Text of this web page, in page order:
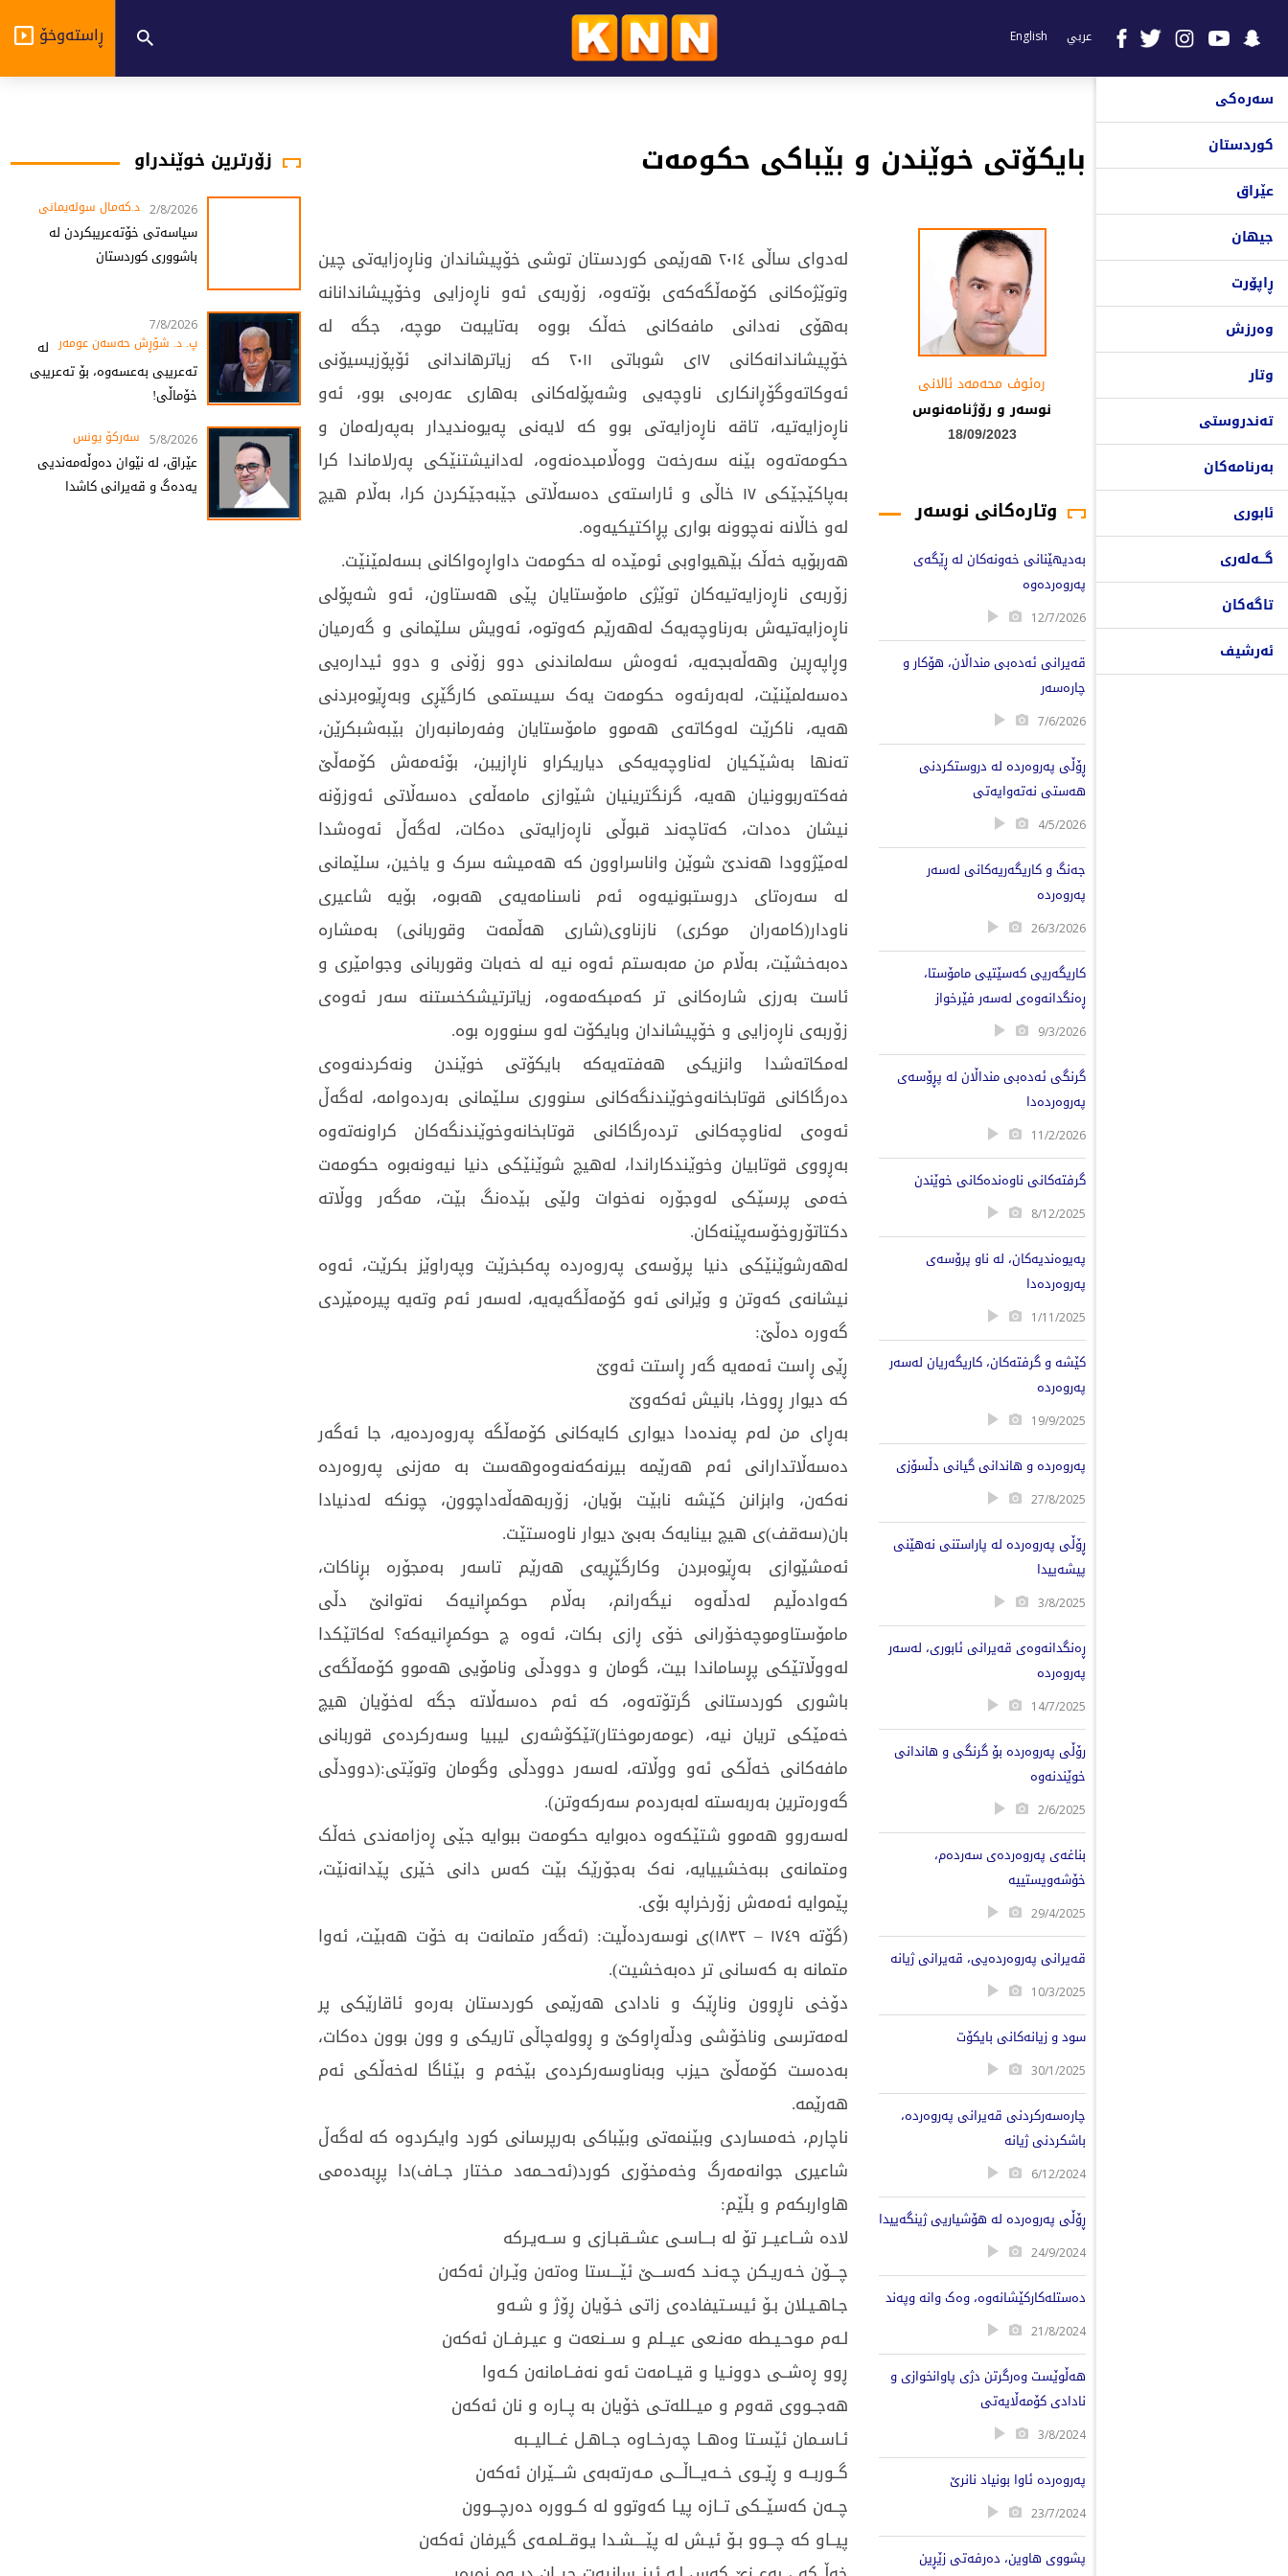
عربي English ڕاستەوخۆ
سەرەکی
کوردستان
عێراق
جیهان
ڕاپۆرت
وەرزش
وتار
تەندروستی
بەرنامەکان
ئابوری
گـــەلەری
تاگەکان
ئەرشیف
بایکۆتی خوێندن و بێباکی حکومەت
رەئوف محەمەد ئالانی
نوسەر و رۆژنامەنوس
18/09/2023
وتارەکانی نوسەر
بەدیهێنانی خەونەکان لە ڕێگەی
پەروەردەوە
12/7/2026
قەیرانی ئەدەبی منداڵان، هۆکار و
چارەسەر
7/6/2026
ڕۆڵی پەروەردە لە دروستکردنی
هەستی نەتەوایەتی
4/5/2026
جەنگ و کاریگەریەکانی لەسەر
پەروەردە
26/3/2026
کاریگەریی کەسێتیی مامۆستا،
ڕەنگدانەوەی لەسەر فێرخواز
9/3/2026
گرنگی ئەدەبی منداڵان لە پڕۆسەی
پەروەردەدا
11/2/2026
گرفتەکانی ناوەندەکانی خوێندن
8/12/2025
پەیوەندیەکان، لە ناو پرۆسەی
پەروەردەدا
1/11/2025
کێشە و گرفتەکان، کاریگەریان لەسەر
پەروەردە
19/9/2025
پەروەردە و هاندانی گیانی دڵسۆزی
27/8/2025
ڕۆڵی پەروەردە لە پاراستنی نەهێنی
پیشەییدا
3/8/2025
ڕەنگدانەوەی قەیرانی ئابوری، لەسەر
پەروەردە
14/7/2025
رۆڵی پەروەردە بۆ گرنگی و هاندانی
خوێندنەوە
2/6/2025
بناغەی پەروەردەی سەردەم،
خۆشەویستییە
29/4/2025
قەیرانی پەروەردەیی، قەیرانی ژیانە
10/3/2025
سود و زیانەکانی بایکۆت
30/1/2025
چارەسەرکردنی قەیرانی پەروەردە،
باشکردنی ژیانە
6/12/2024
ڕۆڵی پەروەردە لە هۆشیاریی ژینگەییدا
24/9/2024
دەستلەکارکێشانەوە، وەک وانە وپەند
21/8/2024
هەڵوێست وەرگرتن دژی پاوانخوازی و
نادادی کۆمەڵایەتی
3/8/2024
پەروەردە ئاوا بونیاد نانرێ
23/7/2024
پشووی هاوین، دەرفەتی زێڕین
لەدوای ساڵی ٢٠١٤ هەرێمی کوردستان توشی خۆپیشاندان وناڕەزایەتی چین
وتوێژەکانی کۆمەڵگەکەی بۆتەوە، زۆربەی ئەو ناڕەزایی وخۆپیشاندانانە
بەهۆی نەدانی مافەکانی خەڵک بووە بەتایبەت موچە، جگە لە
خۆپیشاندانەکانی ١٧ی شوباتی ٢٠١١ کە زیاترهاندانی ئۆپۆزیسیۆنی
ئەوکاتەوگۆڕانکاری ناوچەیی وشەپۆلەکانی بەهاری عەرەبی بوو، ئەو
ناڕەزایەتیە، تاقە ناڕەزایەتی بوو کە لایەنی پەیوەندیدار بەپەرلەمان و
حکومەتەوە بێنە سەرخەت ووەڵامبدەنەوە، لەدانیشتنێکی پەرلاماندا کرا
بەپاکێجێکی ١٧ خاڵی و ئاراستەی دەسەڵاتی جێبەجێکردن کرا، بەڵام هیچ
لەو خاڵانە نەچوونە بواری پڕاکتیکیەوە.
هەربۆیە خەڵک بێهیواوبی ئومێدە لە حکومەت داواڕەواکانی بسەلمێنێت.
زۆربەی ناڕەزایەتیەکان توێژی مامۆستایان پێی هەستاون، ئەو شەپۆلی
ناڕەزایەتیەش بەرناوچەیەک لەهەرێم کەوتوە، ئەویش سلێمانی و گەرمیان
وڕاپەڕین وهەڵەبجەیە، ئەوەش سەلماندنی دوو زۆنی و دوو ئیدارەیی
دەسەلمێنێت، لەبەرئەوە حکومەت یەک سیستمی کارگێڕی وبەڕێوەبردنی
هەیە، ناکرێت لەوکاتەی هەموو مامۆستایان وفەرمانبەران بێبەشبکرێن،
تەنها بەشێکیان لەناوچەیەکی دیاریکراو ناڕازیبن، بۆئەمەش کۆمەڵێ
فەکتەربوونیان هەیە، گرنگترینیان شێوازی مامەڵەی دەسەڵاتی ئەوزۆنە
نیشان دەدات، کەتاچەند قبوڵی ناڕەزایەتی دەکات، لەگەڵ ئەوەشدا
لەمێژوودا هەندێ شوێن واناسراوون کە هەمیشە سرک و یاخین، سلێمانی
لە سەرەتای دروستبونیەوە ئەم ناسنامەیەی هەبوە، بۆیە شاعیری
ناودار(کامەران موکری) نازناوی(شاری هەڵمەت وقوربانی) بەمشارە
دەبەخشێت، بەڵام من مەبەستم ئەوە نیە لە خەبات وقوربانی وجوامێری و
ئاست بەرزی شارەکانی تر کەمبکەمەوە، زیاترتیشکخستنە سەر ئەوەی
زۆربەی ناڕەزایی و خۆپیشاندان وبایکۆت لەو سنوورە بوە.
لەمکاتەشدا وانزیکی هەفتەیەکە بایکۆتی خوێندن ونەکردنەوەی
دەرگاکانی قوتابخانەوخوێندنگەکانی سنووری سلێمانی بەردەوامە، لەگەڵ
ئەوەی لەناوچەکانی تردەرگاکانی قوتابخانەوخوێندنگەکان کراونەتەوە
بەڕووی قوتابیان وخوێندکاراندا، لەهیچ شوێنێکی دنیا نیەونەبوە حکومەت
خەمی پرسێکی لەوجۆرە نەخوات ولێی بێدەنگ بێت، مەگەر ووڵاتە
دکتاتۆروخۆسەپێنەکان.
لەهەرشوێنێکی دنیا پرۆسەی پەروەردە پەکبخرێت وپەراوێز بکرێت، ئەوە
نیشانەی کەوتن و وێرانی ئەو کۆمەڵگەیەیە، لەسەر ئەم وتەیە پیرەمێردی
گەورە دەڵێ:
ڕێی ڕاست ئەمەیە گەر ڕاستت ئەوێ
کە دیوار ڕووخا، بانیش ئەکەوێ
بەڕای من لەم پەندەدا دیواری کایەکانی کۆمەڵگە پەروەردەیە، جا ئەگەر
دەسەڵاتدارانی ئەم هەرێمە بیرنەکەنەوەوهەست بە مەزنی پەروەردە
نەکەن، وابزانن کێشە نابێت بۆیان، زۆربەهەڵەداچوون، چونکە لەدنیادا
بان(سەقف)ی هیچ بینایەک بەبێ دیوار ناوەستێت.
ئەمشێوازی بەڕێوەبردن وکارگێڕیەی هەرێم تاسەر بەمجۆرە بڕناکات،
کەوادەڵیم لەدڵەوە نیگەرانم، بەڵام حوکمڕانیەک نەتوانێ دڵی
مامۆستاوموچەخۆرانی خۆی ڕازی بکات، ئەوە چ حوکمڕانیەکە؟ لەکاتێکدا
لەووڵاتێکی پڕساماندا بیت، گومان و دوودڵی ونامۆیی هەموو کۆمەڵگەی
باشوری کوردستانی گرتۆتەوە، کە ئەم دەسەڵاتە جگە لەخۆیان هیچ
خەمێکی تریان نیە، (عومەرموختار)تێکۆشەری لیبیا وسەرکردەی قوربانی
مافەکانی خەڵکی ئەو ووڵاتە، لەسەر دوودڵی وگومان وتوێتی:(دوودڵی
گەورەترین بەربەستە لەبەردەم سەرکەوتن).
لەسەروو هەموو شتێکەوە دەبوایە حکومەت ببوایە جێی ڕەزامەندی خەڵک
ومتمانەی ببەخشییایە، نەک بەجۆرێک بێت کەس دانی خێری پێدانەنێت،
پێموایە ئەمەش زۆرخراپە بۆی.
(گۆتە ١٧٤٩ – ١٨٣٢)ی نوسەردەڵیت: (ئەگەر متمانەت بە خۆت هەبێت، ئەوا
متمانە بە کەسانی تر دەبەخشیت).
دۆخی ناڕوون وناڕێک و نادادی هەرێمی کوردستان بەرەو ئاقارێکی پر
لەمەترسی وناخۆشی ودڵەڕاوکێ و ڕوولەچاڵی تاریکی و وون بوون دەکات،
بەدەست کۆمەڵێ حیزب وبەناوسەرکردەی بێخەم و بێئاگا لەخەڵکی ئەم
هەرێمە.
ناچارم، خەمساردی وبێنمەتی وبێباکی بەرپرسانی کورد وایکردوە کە لەگەڵ
شاعیری جوانەمەرگ وخەمخۆری کورد(ئەحــمەد مـختار جــاف)دا پڕبەدەمی
هاواربکەم و بڵێم:
لادە شــاعیــر تۆ لە بـــاسـی عشــقبـازی و ســەیـرکە
چـــۆن خـەریـکن چـەنـد کەســـێ ئێـــستا وەتەن وێـران ئەکەن
جـاھـیـلان بـۆ ئیسـتیفادەی زاتی خـۆیان ڕۆژ و شـەو
لـەم مـوحـیـطە مەنـعی عیــلم و ســنعەت و عیـرفــان ئەکەن
ڕوو ڕەشــی دوونـیا و قیــامەت ئەو نەفــامانەن کـەوا
ھەجــووی قەوم و میــللەتـی خۆیان بە پــارە و نان ئەکەن
ئـاسـمان ئێسـتا وەھــا چەرخــاوە جــاھـل غـــالیــبە
گــوربــە و ڕێــوی خــەیـــاڵـــی مـەرتەبەی شـــێران ئەکەن
چــەن کەسێــکی تــازە پیـا کەوتوو لە کــوورە دەرچـــوون
پیــاو کە چـــوو بـۆ ئیـش لە پێــــشـدا یـوقــلمـەی گیرفان ئەکەن
زۆرترین خوێندراو
2/8/2026 د.کەمال سولەیمانی
سیاسەتی خۆتەعریبکردن لە
باشووری کوردستان
7/8/2026
پ. د. شۆڕش حەسەن عومەر لە
تەعریبی بەعسەوە، بۆ تەعریبی
خۆماڵی!
5/8/2026 سەرکۆ یونس
عێراق، لە نێوان دەوڵەمەندیی
یەدەگ و قەیرانی کاشدا